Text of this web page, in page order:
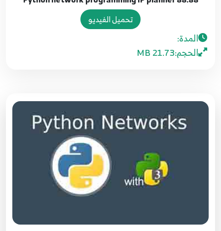
تحميل الفيديو
المدة:
الحجم:21.73 MB
87
81.81 Python network programming IP
83.83 Python network programming IP
adresses
84.84 Python network programming IP
adresses
91
adresses